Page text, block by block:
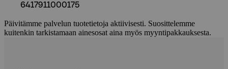
6417911000175
Päivitämme palvelun tuotetietoja aktiivisesti. Suosittelemme
kuitenkin tarkistamaan ainesosat aina myös myyntipakkauksesta.